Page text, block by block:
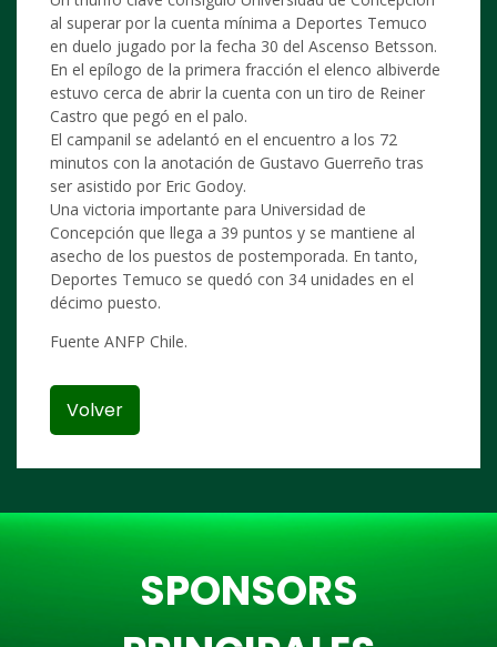
al superar por la cuenta mínima a Deportes Temuco
en duelo jugado por la fecha 30 del Ascenso Betsson.
En el epílogo de la primera fracción el elenco albiverde
estuvo cerca de abrir la cuenta con un tiro de Reiner
Castro que pegó en el palo.
El campanil se adelantó en el encuentro a los 72
minutos con la anotación de Gustavo Guerreño tras
ser asistido por Eric Godoy.
Una victoria importante para Universidad de
Concepción que llega a 39 puntos y se mantiene al
asecho de los puestos de postemporada. En tanto,
Deportes Temuco se quedó con 34 unidades en el
décimo puesto.
Fuente ANFP Chile.
Volver
SPONSORS